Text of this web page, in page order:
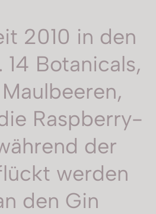
2010 in den
Botanicals,
Raspberry-
der
werden
den Gin